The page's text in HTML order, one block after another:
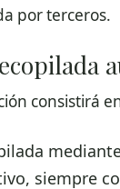
por terceros.
consistirá
siempre